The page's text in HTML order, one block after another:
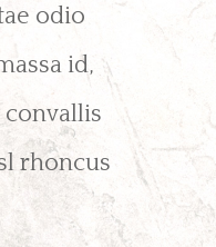
odio
id,
convallis
rhoncus